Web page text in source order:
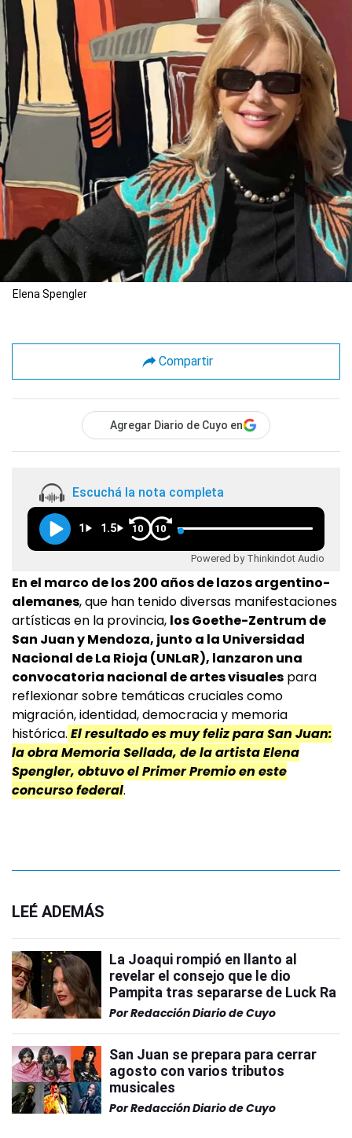
Elena Spengler
Compartir
Agregar Diario de Cuyo en
Escuchá la nota completa
1 1.5 10 10
Powered by Thinkindot Audio
En el marco de los 200 años de lazos argentino-
alemanes, que han tenido diversas manifestaciones
artísticas en la provincia, los Goethe-Zentrum de
San Juan y Mendoza, junto a la Universidad
Nacional de La Rioja (UNLaR), lanzaron una
convocatoria nacional de artes visuales para
reflexionar sobre temáticas cruciales como
migración, identidad, democracia y memoria
histórica. El resultado es muy feliz para San Juan:
la obra Memoria Sellada, de la artista Elena
Spengler, obtuvo el Primer Premio en este
concurso federal.
LEÉ ADEMÁS
La Joaqui rompió en llanto al
revelar el consejo que le dio
Pampita tras separarse de Luck Ra
PorRedacción Diario de Cuyo
San Juan se prepara para cerrar
agosto con varios tributos
musicales
PorRedacción Diario de Cuyo